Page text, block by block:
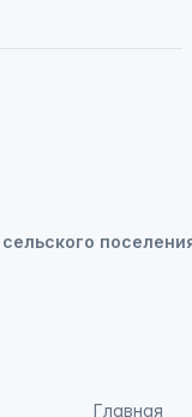
Главная